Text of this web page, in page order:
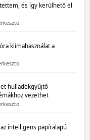
és így kerülhető el
klímahasználat a
hulladékgyűjtő
vezethet
intelligens papíralapú